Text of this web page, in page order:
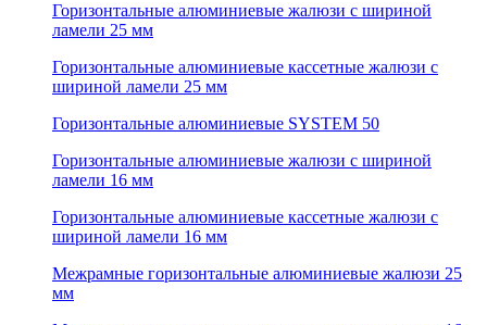
Горизонтальные алюминиевые жалюзи с шириной
ламели 25 мм
Горизонтальные алюминиевые кассетные жалюзи с
шириной ламели 25 мм
Горизонтальные алюминиевые SYSTEM 50
Горизонтальные алюминиевые жалюзи с шириной
ламели 16 мм
Горизонтальные алюминиевые кассетные жалюзи с
шириной ламели 16 мм
Межрамные горизонтальные алюминиевые жалюзи 25
мм